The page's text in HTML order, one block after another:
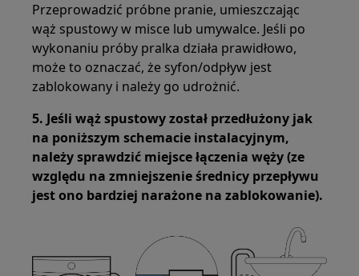
Przeprowadzić próbne pranie, umieszczając
wąż spustowy w misce lub umywalce. Jeśli po
wykonaniu próby pralka działa prawidłowo,
może to oznaczać, że syfon/odpływ jest
zablokowany i należy go udrożnić.
5. Jeśli wąż spustowy został przedłużony jak
na poniższym schemacie instalacyjnym,
należy sprawdzić miejsce łączenia węży (ze
względu na zmniejszenie średnicy przepływu
jest ono bardziej narażone na zablokowanie).